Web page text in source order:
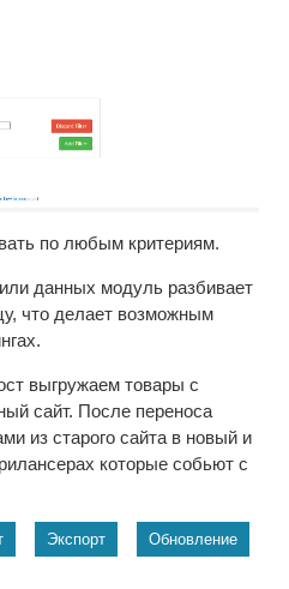
по любым критериям.
данных модуль разбивает
что делает возможным
выгружаем товары с
сайт. После переноса
из старого сайта в новый и
которые собьют с
Экспорт Обновление